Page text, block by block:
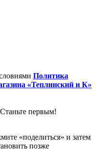
Политика
«Теплинский и К»
первым!
«поделиться» и затем
позже